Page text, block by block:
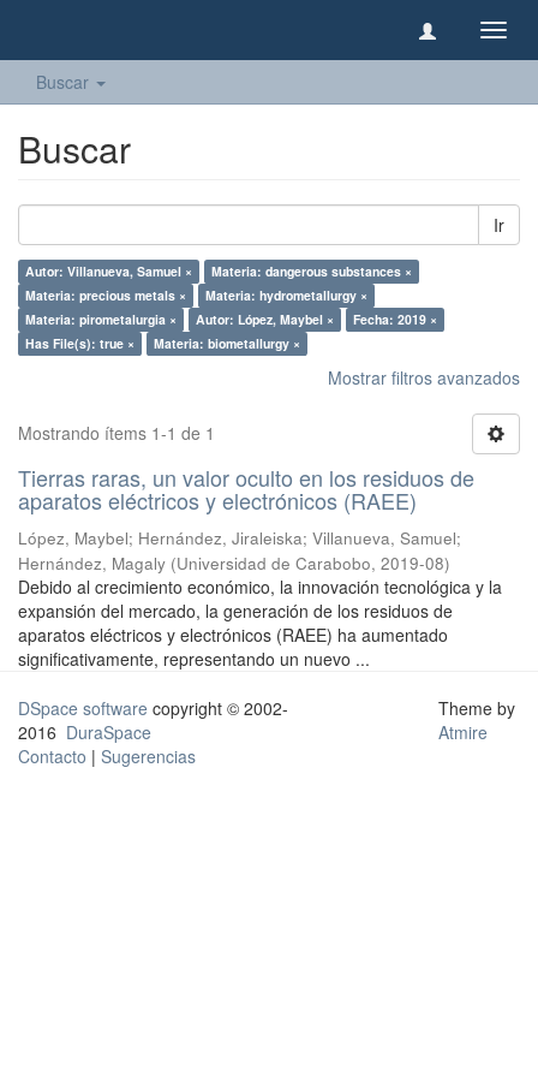
Buscar
Buscar
Ir
Autor: Villanueva, Samuel ×
Materia: dangerous substances ×
Materia: precious metals ×
Materia: hydrometallurgy ×
Materia: pirometalurgia ×
Autor: López, Maybel ×
Fecha: 2019 ×
Has File(s): true ×
Materia: biometallurgy ×
Mostrar filtros avanzados
Mostrando ítems 1-1 de 1
Tierras raras, un valor oculto en los residuos de
aparatos eléctricos y electrónicos (RAEE)
López, Maybel; Hernández, Jiraleiska; Villanueva, Samuel;
Hernández, Magaly (Universidad de Carabobo, 2019-08)
Debido al crecimiento económico, la innovación tecnológica y la
expansión del mercado, la generación de los residuos de
aparatos eléctricos y electrónicos (RAEE) ha aumentado
significativamente, representando un nuevo ...
DSpace software copyright © 2002-
2016 DuraSpace
Contacto | Sugerencias
Theme by
Atmire